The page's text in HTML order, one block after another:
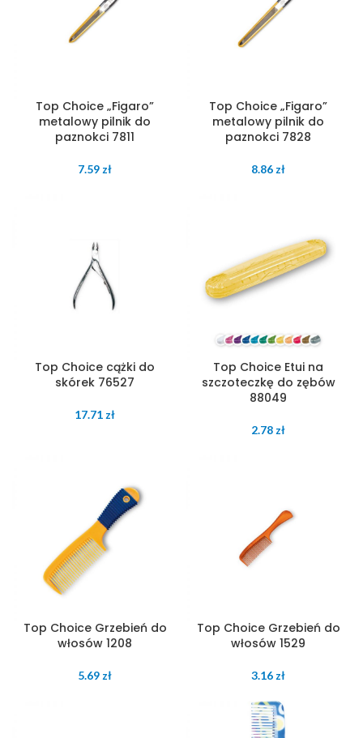
Top Choice „Figaro”
metalowy pilnik do
paznokci 7811
7.59 zł
Top Choice „Figaro”
metalowy pilnik do
paznokci 7828
8.86 zł
Top Choice cążki do
skórek 76527
17.71 zł
Top Choice Etui na
szczoteczkę do zębów
88049
2.78 zł
Top Choice Grzebień do
włosów 1208
5.69 zł
Top Choice Grzebień do
włosów 1529
3.16 zł